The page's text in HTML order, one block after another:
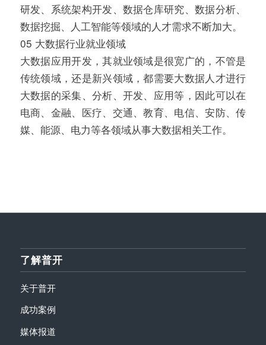
研发、系统架构开发、数据仓库研究、数据分析、
数据挖掘、人工智能等领域的人才需求不断加大。
05 大数据行业就业领域
大数据应用开发，其就业领域是很宽广的，不管是
传统领域，还是新兴领域，都需要大数据人才进行
大数据的采集、分析、开发、应用等，因此可以在
电商、金融、医疗、交通、教育、电信、安防、传
媒、能源、电力等各领域从事大数据相关工作。
了解普开
关于普开
成功案例
媒体报道